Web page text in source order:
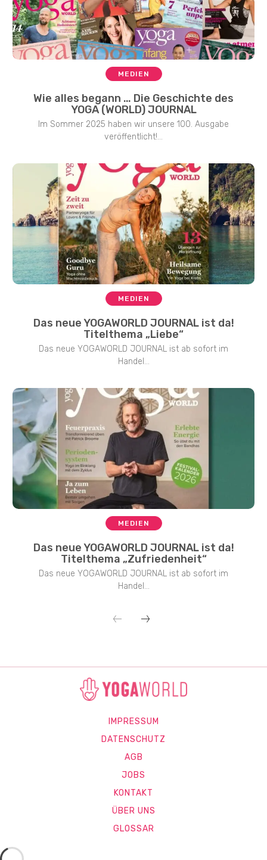
MEDIEN
Wie alles begann … Die Geschichte des
YOGA (WORLD) JOURNAL
Im Sommer 2025 haben wir unsere 100. Ausgabe
veröffentlicht!...
MEDIEN
Das neue YOGAWORLD JOURNAL ist da!
Titelthema „Liebe“
Das neue YOGAWORLD JOURNAL ist ab sofort im
Handel...
MEDIEN
Das neue YOGAWORLD JOURNAL ist da!
Titelthema „Zufriedenheit“
Das neue YOGAWORLD JOURNAL ist ab sofort im
Handel...
IMPRESSUM
DATENSCHUTZ
AGB
JOBS
KONTAKT
ÜBER UNS
GLOSSAR